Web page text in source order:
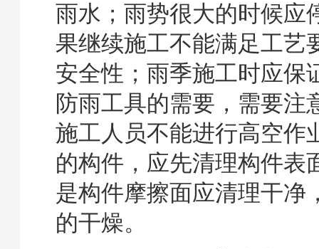
雨水；雨势很大的时候应
果继续施工不能满足工艺
安全性；雨季施工时应保
防雨工具的需要，需要注
施工人员不能进行高空作
的构件，应先清理构件表
是构件摩擦面应清理干净
的干燥。